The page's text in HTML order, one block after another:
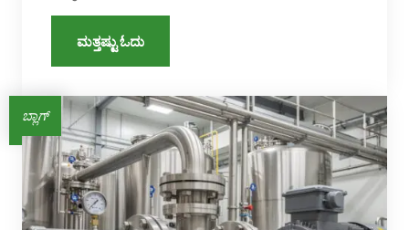
ಮತ್ತಷ್ಟು ಓದು
ಬ್ಲಾಗ್